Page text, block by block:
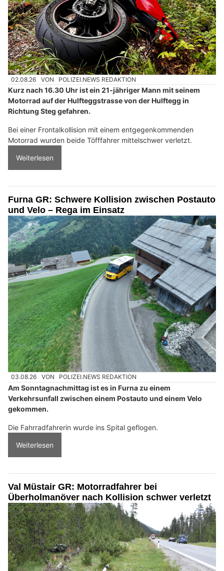
02.08.26 VON POLIZEI.NEWS REDAKTION
Kurz nach 16.30 Uhr ist ein 21-jähriger Mann mit seinem
Motorrad auf der Hulfteggstrasse von der Hulftegg in
Richtung Steg gefahren.
Bei einer Frontalkollision mit einem entgegenkommenden
Motorrad wurden beide Töfffahrer mittelschwer verletzt.
Weiterlesen
Furna GR: Schwere Kollision zwischen Postauto
und Velo – Rega im Einsatz
03.08.26 VON POLIZEI.NEWS REDAKTION
Am Sonntagnachmittag ist es in Furna zu einem
Verkehrsunfall zwischen einem Postauto und einem Velo
gekommen.
Die Fahrradfahrerin wurde ins Spital geflogen.
Weiterlesen
Val Müstair GR: Motorradfahrer bei
Überholmanöver nach Kollision schwer verletzt